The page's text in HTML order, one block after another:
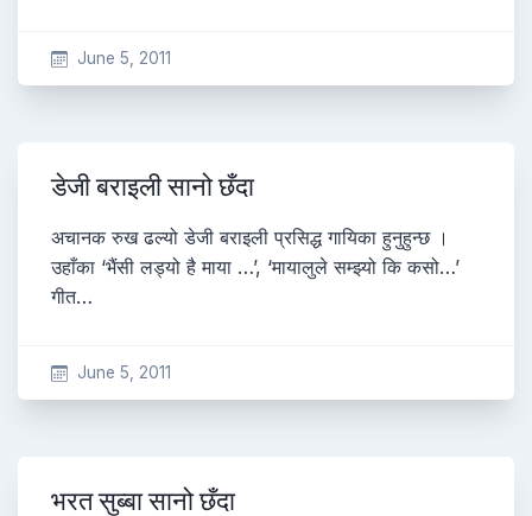
June 5, 2011
डेजी बराइली सानो छँदा
अचानक रुख ढल्यो डेजी बराइली प्रसिद्ध गायिका हुनुहुन्छ ।
उहाँका ‘भैंसी लड्यो है माया …’, ‘मायालुले सम्झ्यो कि कसो…’
गीत…
June 5, 2011
भरत सुब्बा सानो छँदा